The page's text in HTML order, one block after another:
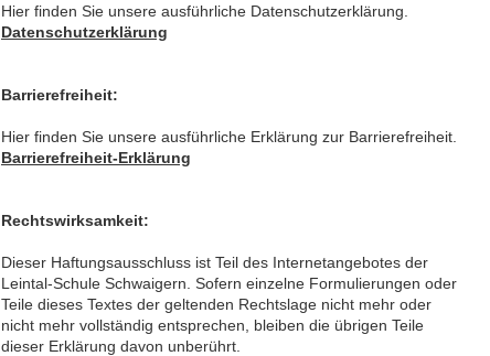
Hier finden Sie unsere ausführliche Datenschutzerklärung.
Datenschutzerklärung
Barrierefreiheit:
Hier finden Sie unsere ausführliche Erklärung zur Barrierefreiheit.
Barrierefreiheit-Erklärung
Rechtswirksamkeit:
Dieser Haftungsausschluss ist Teil des Internetangebotes der
Leintal-Schule Schwaigern. Sofern einzelne Formulierungen oder
Teile dieses Textes der geltenden Rechtslage nicht mehr oder
nicht mehr vollständig entsprechen, bleiben die übrigen Teile
dieser Erklärung davon unberührt.